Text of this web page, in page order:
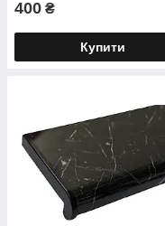
400 ₴
Купити